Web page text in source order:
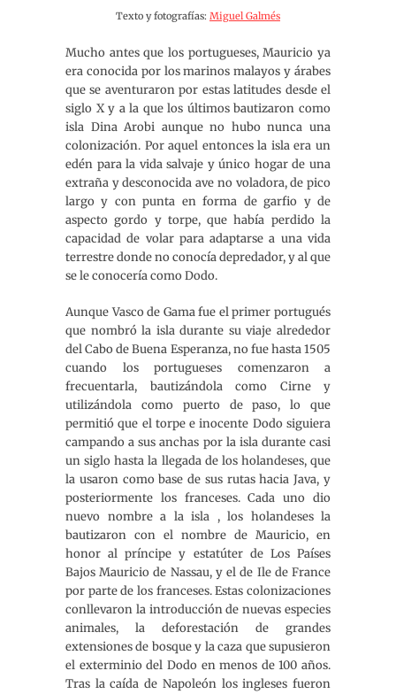
Texto y fotografías: Miguel Galmés
Mucho antes que los portugueses, Mauricio ya
era conocida por los marinos malayos y árabes
que se aventuraron por estas latitudes desde el
siglo X y a la que los últimos bautizaron como
isla Dina Arobi aunque no hubo nunca una
colonización. Por aquel entonces la isla era un
edén para la vida salvaje y único hogar de una
extraña y desconocida ave no voladora, de pico
largo y con punta en forma de garfio y de
aspecto gordo y torpe, que había perdido la
capacidad de volar para adaptarse a una vida
terrestre donde no conocía depredador, y al que
se le conocería como Dodo.
Aunque Vasco de Gama fue el primer portugués
que nombró la isla durante su viaje alrededor
del Cabo de Buena Esperanza, no fue hasta 1505
cuando los portugueses comenzaron a
frecuentarla, bautizándola como Cirne y
utilizándola como puerto de paso, lo que
permitió que el torpe e inocente Dodo siguiera
campando a sus anchas por la isla durante casi
un siglo hasta la llegada de los holandeses, que
la usaron como base de sus rutas hacia Java, y
posteriormente los franceses. Cada uno dio
nuevo nombre a la isla , los holandeses la
bautizaron con el nombre de Mauricio, en
honor al príncipe y estatúter de Los Países
Bajos Mauricio de Nassau, y el de Ile de France
por parte de los franceses. Estas colonizaciones
conllevaron la introducción de nuevas especies
animales, la deforestación de grandes
extensiones de bosque y la caza que supusieron
el exterminio del Dodo en menos de 100 años.
Tras la caída de Napoleón los ingleses fueron